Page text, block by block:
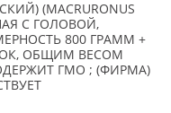
(MACRURONUS
С ГОЛОВОЙ,
800 ГРАММ +
ОБЩИМ ВЕСОМ
ГМО ; (ФИРМА)